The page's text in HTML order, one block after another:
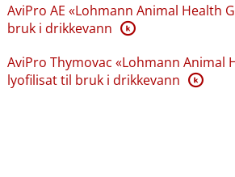
AviPro AE «Lohmann Animal Health
bruk i drikkevann K
AviPro Thymovac «Lohmann Animal
lyofilisat til bruk i drikkevann K